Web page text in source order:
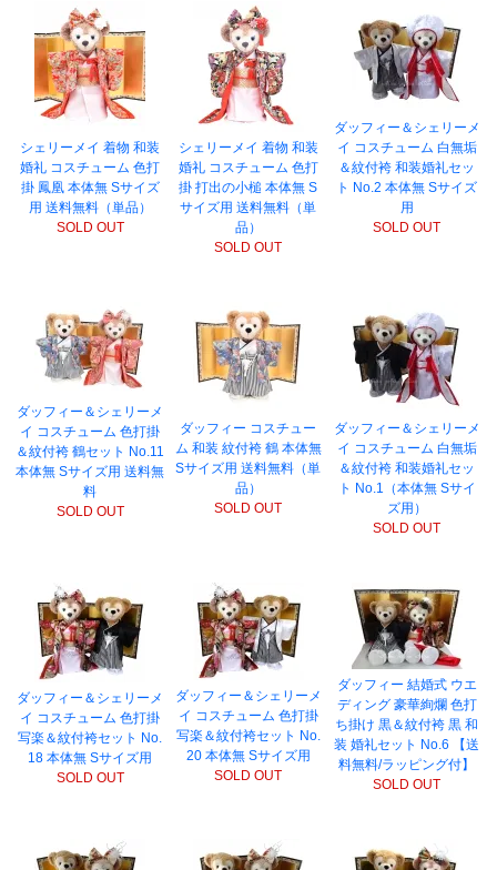
シェリーメイ 着物 和装
婚礼 コスチューム 色打
掛 鳳凰 本体無 Sサイズ
用 送料無料（単品）
SOLD OUT
シェリーメイ 着物 和装
婚礼 コスチューム 色打
掛 打出の小槌 本体無 S
サイズ用 送料無料（単
品）
SOLD OUT
ダッフィー＆シェリーメ
イ コスチューム 白無垢
＆紋付袴 和装婚礼セッ
ト No.2 本体無 Sサイズ
用
SOLD OUT
ダッフィー＆シェリーメ
イ コスチューム 色打掛
＆紋付袴 鶴セット No.11
本体無 Sサイズ用 送料無
料
SOLD OUT
ダッフィー コスチュー
ム 和装 紋付袴 鶴 本体無
Sサイズ用 送料無料（単
品）
SOLD OUT
ダッフィー＆シェリーメ
イ コスチューム 白無垢
＆紋付袴 和装婚礼セッ
ト No.1（本体無 Sサイ
ズ用）
SOLD OUT
ダッフィー＆シェリーメ
イ コスチューム 色打掛
写楽＆紋付袴セット No.
18 本体無 Sサイズ用
SOLD OUT
ダッフィー＆シェリーメ
イ コスチューム 色打掛
写楽＆紋付袴セット No.
20 本体無 Sサイズ用
SOLD OUT
ダッフィー 結婚式 ウエ
ディング 豪華絢爛 色打
ち掛け 黒＆紋付袴 黒 和
装 婚礼セット No.6 【送
料無料/ラッピング付】
SOLD OUT